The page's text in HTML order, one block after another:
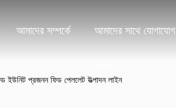
আমাদের সম্পর্কে আমাদের সাথে যোগাযোগ
ইউনিট প্রজনন ফিড পেললেট উত্পাদন লাইন